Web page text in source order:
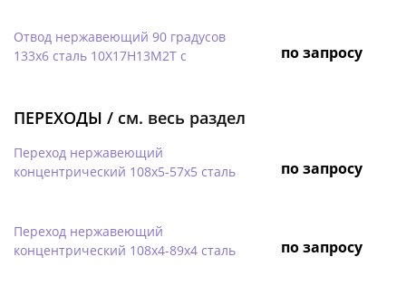
Отвод нержавеющий 90 градусов
133х6 сталь 10Х17Н13М2Т с
по запросу
ПЕРЕХОДЫ / см. весь раздел
Переход нержавеющий
концентрический 108х5-57х5 сталь
по запросу
Переход нержавеющий
концентрический 108х4-89х4 сталь
по запросу